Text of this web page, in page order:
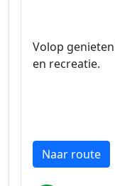
Volop
en recreatie.
Naar route